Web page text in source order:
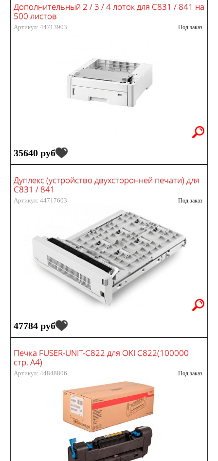
Дополнительный 2 / 3 / 4 лоток для C831 / 841 на
500 листов
Артикул: 44713903 Под заказ
35640 руб
Дуплекс (устройство двухсторонней печати) для
C831 / 841
Артикул: 44717603 Под заказ
47784 руб
Печка FUSER-UNIT-C822 для OKI C822(100000
стр. А4)
Артикул: 44848806 Под заказ